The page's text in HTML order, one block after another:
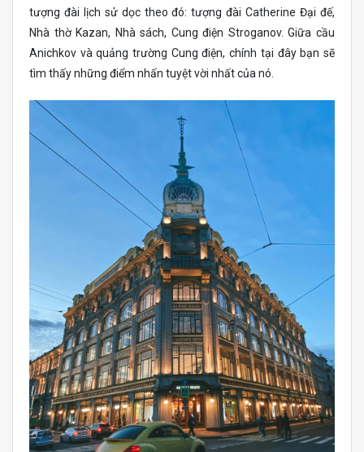
tượng đài lịch sử dọc theo đó: tượng đài Catherine Đại đế,
Nhà thờ Kazan, Nhà sách, Cung điện Stroganov. Giữa cầu
Anichkov và quảng trường Cung điện, chính tại đây bạn sẽ
tìm thấy những điểm nhấn tuyệt vời nhất của nó.